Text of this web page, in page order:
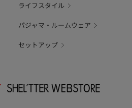
ライフスタイル
パジャマ・ルームウェア
セットアップ